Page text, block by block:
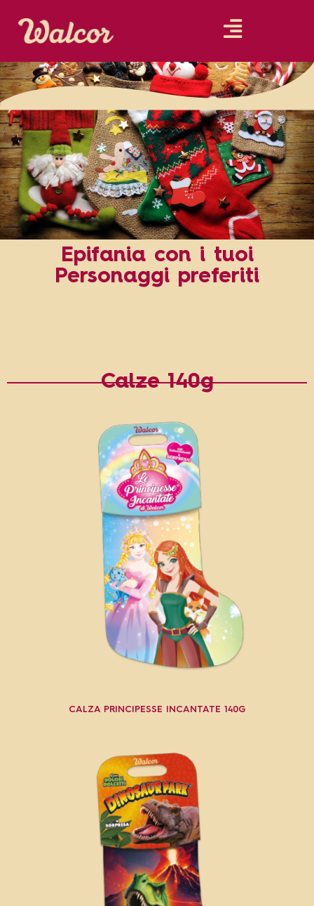
Epifania con i tuoi
Personaggi preferiti
Calze 140g
CALZA PRINCIPESSE INCANTATE 140G